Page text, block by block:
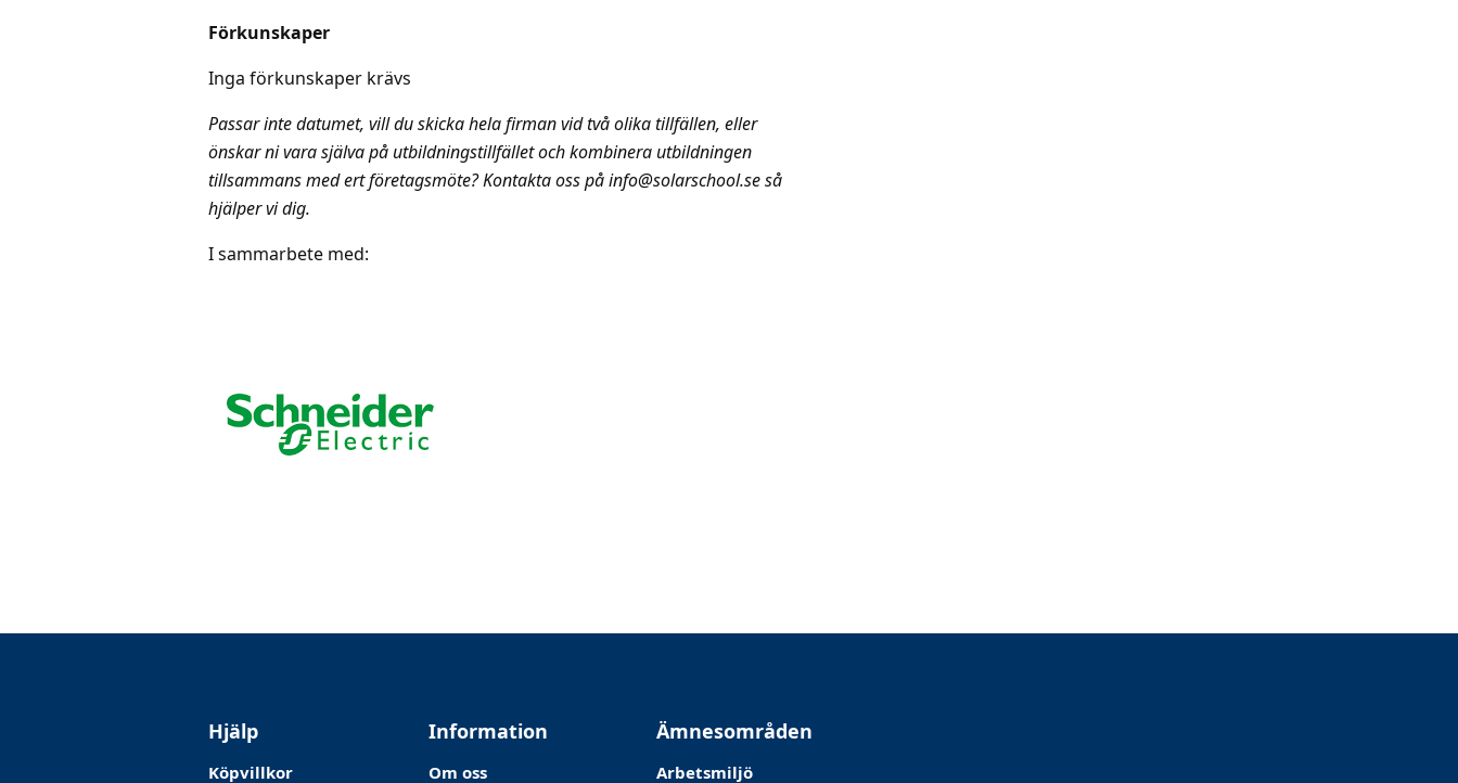
Förkunskaper
Inga förkunskaper krävs
Passar inte datumet, vill du skicka hela firman vid två olika tillfällen, eller
önskar ni vara själva på utbildningstillfället och kombinera utbildningen
tillsammans med ert företagsmöte? Kontakta oss på info@solarschool.se så
hjälper vi dig.
I sammarbete med:
Hjälp
Köpvillkor
Information
Om oss
Ämnesområden
Arbetsmiljö